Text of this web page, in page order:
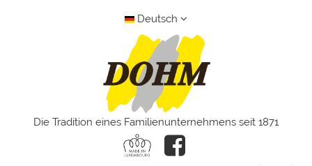
Deutsch
Die Tradition eines Familienunternehmens seit 1871